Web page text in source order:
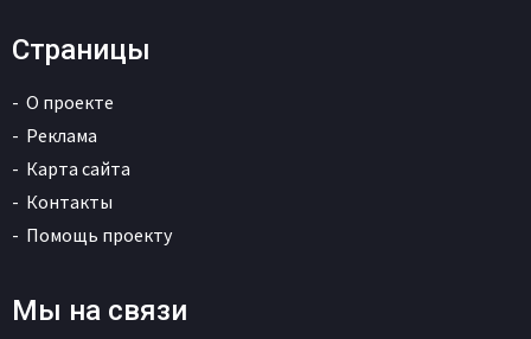
Страницы
О проекте
Реклама
Карта сайта
Контакты
Помощь проекту
Мы на связи